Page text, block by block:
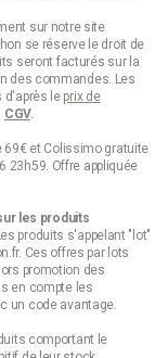
sur notre site
se réserve le droit de
seront facturés sur la
des commandes. Les
d'après le prix de
CGV.
69€ et Colissimo gratuite
23h59. Offre appliquée
les produits
produits s'appelant "lot"
Ces offres par lots
promotion des
en compte les
un code avantage.
comportant le